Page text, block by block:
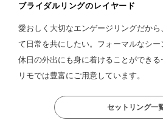
ブライダルリングのレイヤード
愛おしく大切なエンゲージリングだか
て日常を共にしたい。フォーマルなシー
休日の外出にも身に着けることができ
リモでは豊富にご用意しています。
セットリング一